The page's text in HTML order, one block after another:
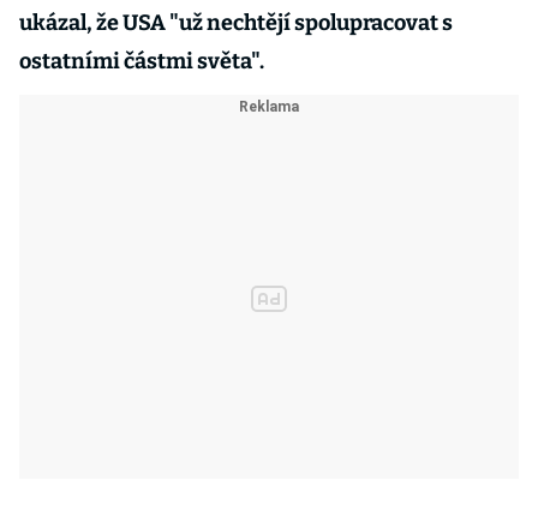
ukázal, že USA "už nechtějí spolupracovat s
ostatními částmi světa".